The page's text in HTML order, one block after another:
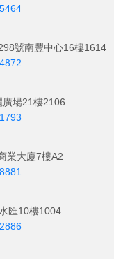
號南豐中心16樓1614
場21樓2106
業大廈7樓A2
匯10樓1004